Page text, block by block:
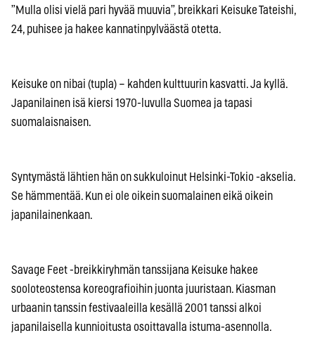
”Mulla olisi vielä pari hyvää muuvia”, breikkari Keisuke Tateishi,
24, puhisee ja hakee kannatinpylväästä otetta.
Keisuke on nibai (tupla) – kahden kulttuurin kasvatti. Ja kyllä.
Japanilainen isä kiersi 1970-luvulla Suomea ja tapasi
suomalaisnaisen.
Syntymästä lähtien hän on sukkuloinut Helsinki-Tokio -akselia.
Se hämmentää. Kun ei ole oikein suomalainen eikä oikein
japanilainenkaan.
Savage Feet -breikkiryhmän tanssijana Keisuke hakee
sooloteostensa koreografioihin juonta juuristaan. Kiasman
urbaanin tanssin festivaaleilla kesällä 2001 tanssi alkoi
japanilaisella kunnioitusta osoittavalla istuma-asennolla.